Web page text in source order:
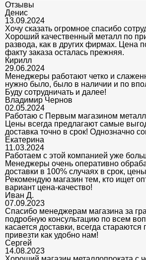
Отзывы
Денис
13.09.2024
Хочу сказать огромное спасибо
Хороший качественный металл по
развода, как в других фирмах. Цена
факту заказа осталась прежняя.
Кирилл
29.06.2024
Менеджеры работают четко и
нужно было, было в наличии и по
Буду сотрудничать и далее!
Владимир Чернов
02.05.2024
Работаю с Первым магазином
Цены всегда предлагают самые
доставка точно в срок! Однозначно
Екатерина
11.03.2024
Работаем с этой компанией уже
Менеджеры очень оперативно
доставки в 100% случаях в срок,
Рекомендую магазин тем, кто ищет
вариант цена-качество!
Иван Д.
07.09.2023
Спасибо менеджерам магазина за
подробную консультацию по всем
касается доставки, всегда стараются
привезти как удобно нам!
Сергей
14.08.2023